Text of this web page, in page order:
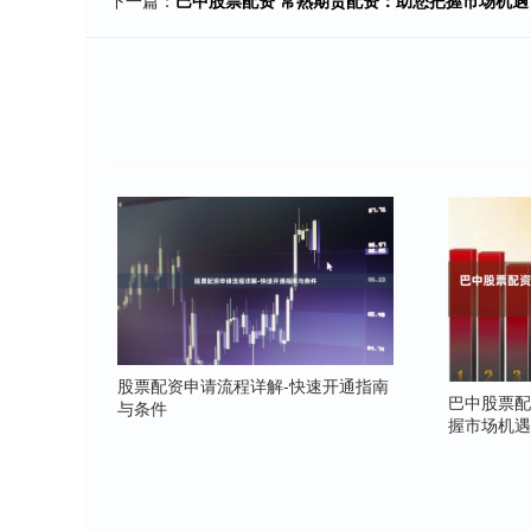
股票配资申请流程详解-快速开通指南
与条件
巴中股票
握市场机